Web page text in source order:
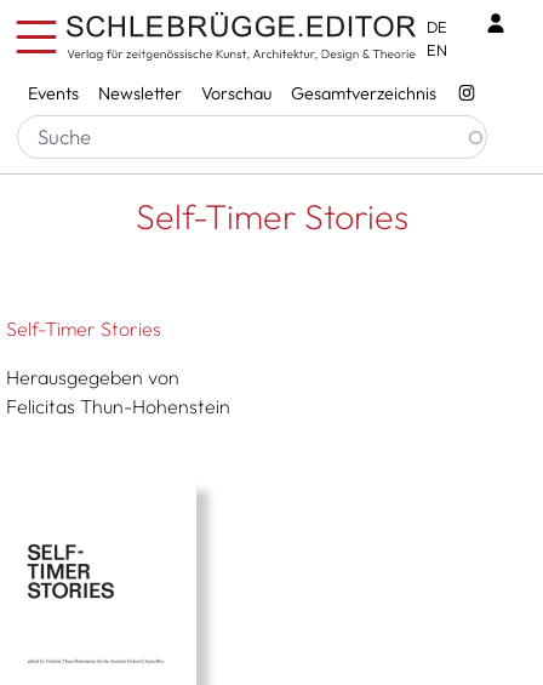
Direkt zum Inhalt
Services
Events Newsletter Vorschau Gesamtverzeichnis
DE
EN
Pfadnavigation
Startseite Self-Timer Stories
Self-Timer Stories
Self-Timer Stories
Herausgegeben von
Felicitas Thun-Hohenstein